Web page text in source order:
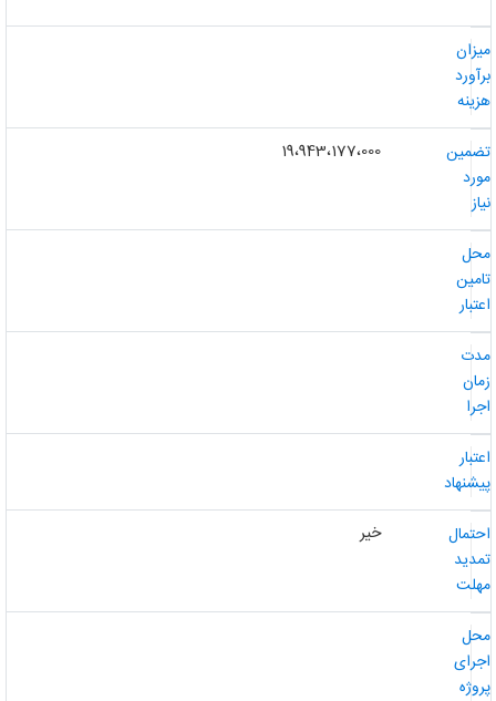
19،943،177،000
خیر